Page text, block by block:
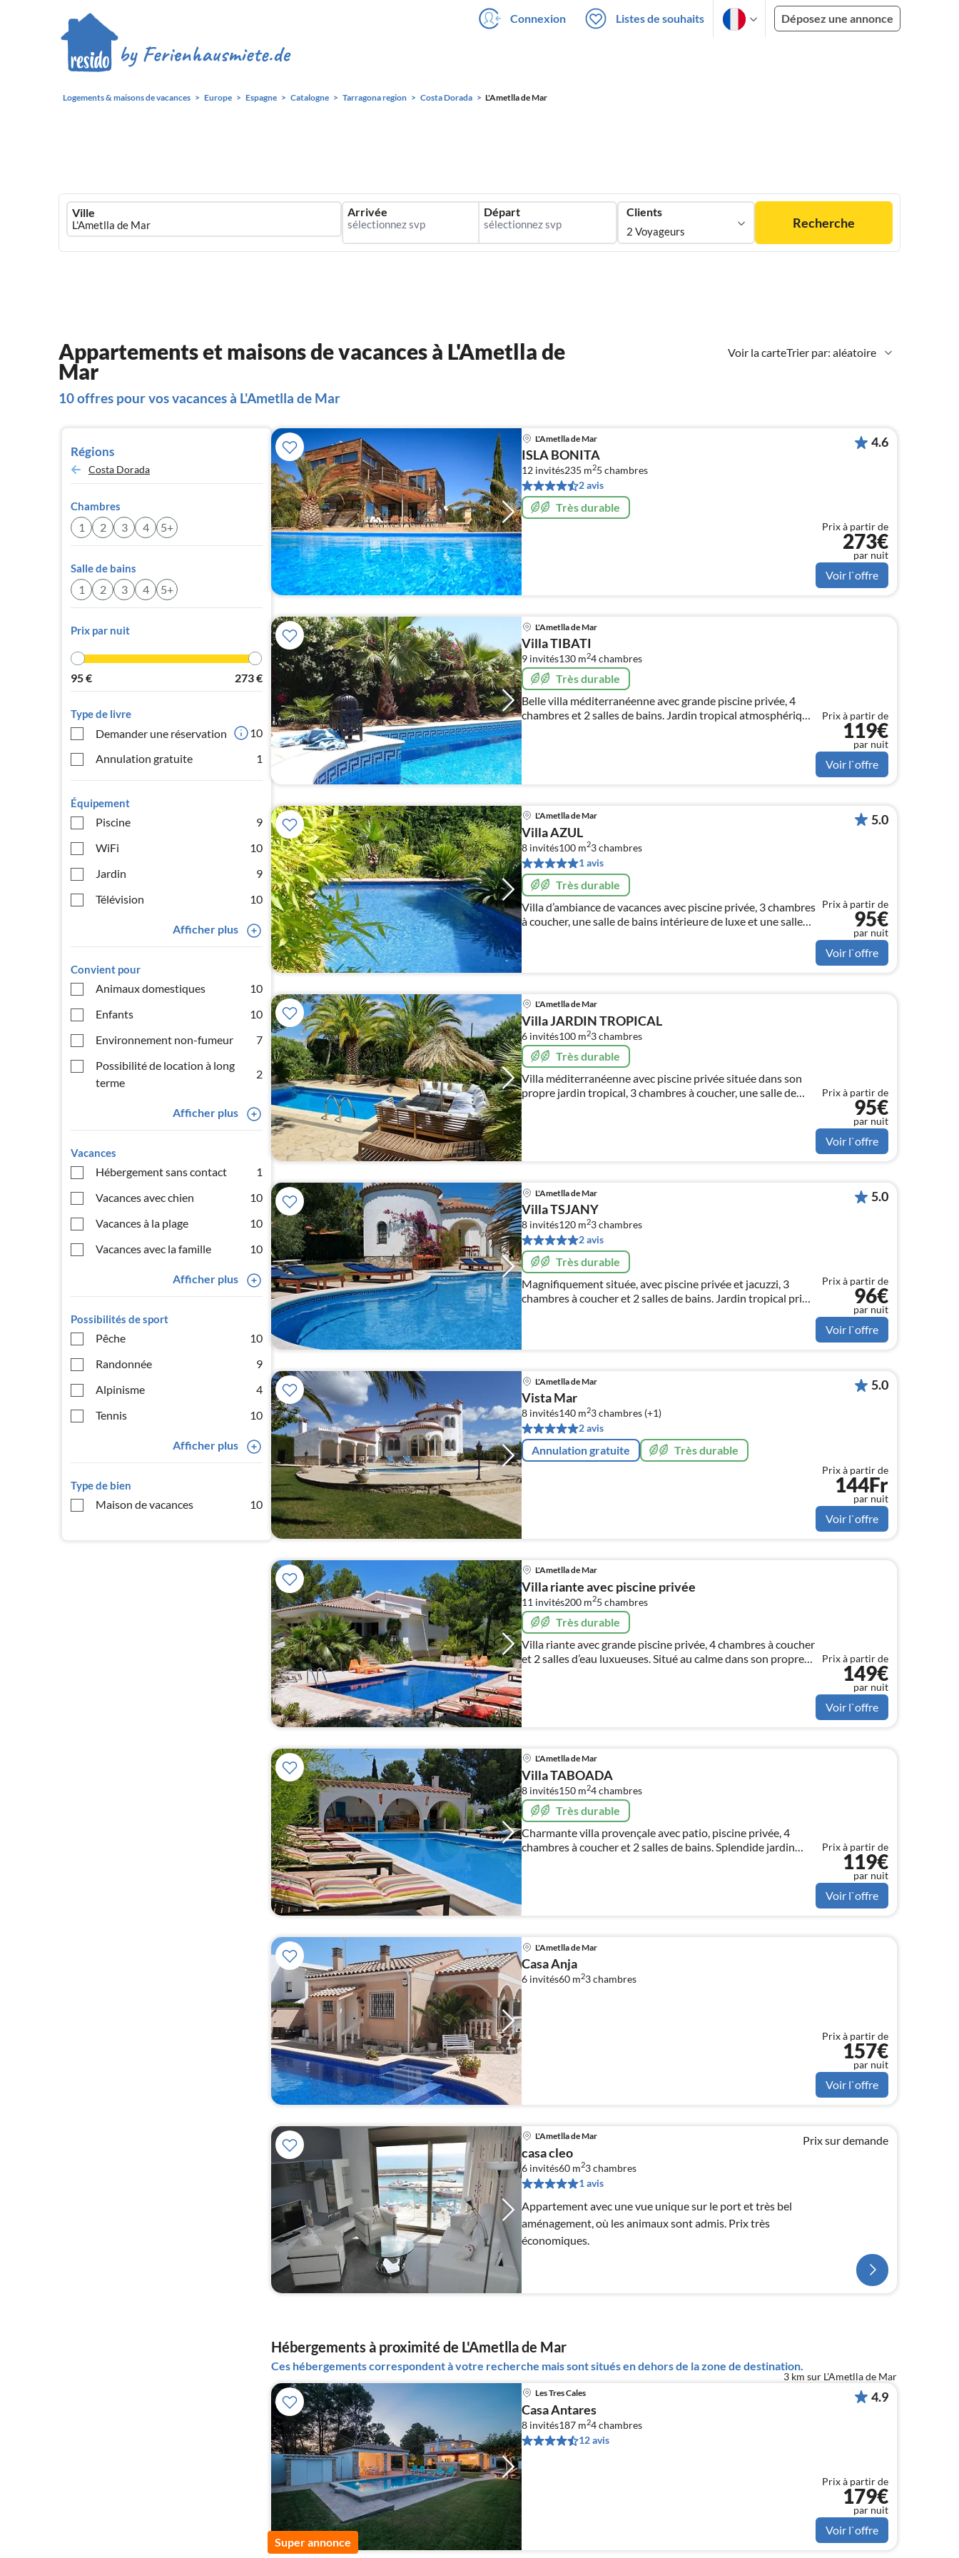
Connexion Listes de souhaits Déposez une annonce
Logements & maisons de vacances Europe Espagne Catalogne Tarragona region Costa Dorada L'Ametlla de Mar
Ferienhausmiete
logo
Ville Arrivée Départ Clients
2 Voyageurs
Recherche
Voir la carteTrier par: aléatoire
Appartements et maisons de vacances à L'Ametlla de
Mar
10 offres pour vos vacances à L'Ametlla de Mar
Régions
Costa Dorada
Chambres
1 2 3 4 5+
Salle de bains
1 2 3 4 5+
Prix par nuit
95€ 273€
Type de livre
Demander une réservation
10
Annulation gratuite
1
Équipement
Piscine
9
WiFi
10
Jardin
9
Télévision
10
Afficher plus
Convient pour
Animaux domestiques
10
Enfants
10
Environnement non-fumeur
7
Possibilité de location à long
terme
2
Afficher plus
Vacances
Hébergement sans contact
1
Vacances avec chien
10
Vacances à la plage
10
Vacances avec la famille
10
Afficher plus
Possibilités de sport
Pêche
10
Randonnée
9
Alpinisme
4
Tennis
10
Afficher plus
Type de bien
Maison de vacances 10
L'Ametlla de Mar
ISLA BONITA
12 invités235 m25 chambres
2 avis
Très durable
4.6
Prix à partir de
273€
par nuit
Voir l`offre
L'Ametlla de Mar
Villa TIBATI
9 invités130 m24chambres
Très durable
Belle villa méditerranéenne avec grande piscine privée, 4
chambres et 2 salles de bains. Jardin tropical atmosphérique
avec des terrasses spacieuses en pierre naturelle.
Prix à partir de
119€
par nuit
Voir l`offre
L'Ametlla de Mar
Villa AZUL
8 invités100 m23chambres
1 avis
Très durable
Villa d’ambiance de vacances avec piscine privée, 3 chambres
à coucher, une salle de bains intérieure de luxe et une salle
de douche extérieure. Située à 300m de plage.
5.0
Prix à partir de
95€
par nuit
Voir l`offre
L'Ametlla de Mar
Villa JARDIN TROPICAL
6 invités100 m23chambres
Très durable
Villa méditerranéenne avec piscine privée située dans son
propre jardin tropical, 3 chambres à coucher, une salle de
bains intérieure et une salle de douche extérieure.
Prix à partir de
95€
par nuit
Voir l`offre
L'Ametlla de Mar
Villa TSJANY
8 invités120 m23chambres
2 avis
Très durable
Magnifiquement située, avec piscine privée et jacuzzi, 3
chambres à coucher et 2 salles de bains. Jardin tropical privé,
5.0
Prix à partir de
96€
par nuit
Voir l`offre
L'Ametlla de Mar
Vista Mar
8 invités140 m23chambres (+1)
2 avis
Annulation gratuite Très durable
5.0
Prix à partir de
144Fr
par nuit
Voir l`offre
L'Ametlla de Mar
Villa riante avec piscine privée
11 invités200 m25 chambres
Très durable
Villa riante avec grande piscine privée, 4 chambres à coucher
et 2 salles d’eau luxueuses. Situé au calme dans son propre
jardin tropical avec vue fascinante sur les montagnes
Prix à partir de
149€
par nuit
Voir l`offre
L'Ametlla de Mar
Villa TABOADA
8 invités150 m24chambres
Très durable
Charmante villa provençale avec patio, piscine privée, 4
chambres à coucher et 2 salles de bains. Splendide jardin
tropical avec de spacieuses terrasses et cuisine extérieure.
Prix à partir de
119€
par nuit
Voir l`offre
L'Ametlla de Mar
Casa Anja
6 invités60 m23chambres
Prix à partir de
157€
par nuit
Voir l`offre
L'Ametlla de Mar
casa cleo
6 invités60 m23chambres
1 avis
Appartement avec une vue unique sur le port et très bel
aménagement, où les animaux sont admis. Prix très
économiques.
Prix sur demande
Hébergements à proximité de L'Ametlla de Mar
Ces hébergements correspondent à votre recherche mais sont situés en dehors de la zone de destination.
Super annonce
3 km sur L'Ametlla de Mar
Les Tres Cales
Casa Antares
8 invités187 m24chambres
12 avis
4.9
Prix à partir de
179€
par nuit
Voir l`offre